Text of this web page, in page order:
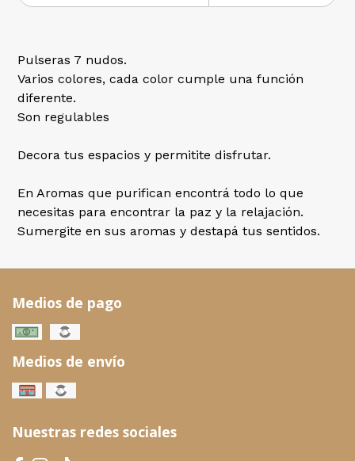
Pulseras 7 nudos.
Varios colores, cada color cumple una función
diferente.
Son regulables
Decora tus espacios y permitite disfrutar.
En Aromas que purifican encontrá todo lo que
necesitas para encontrar la paz y la relajación.
Sumergite en sus aromas y destapá tus sentidos.
Medios de pago
Medios de envío
Nuestras redes sociales